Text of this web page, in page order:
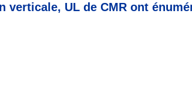
UL de CMR ont